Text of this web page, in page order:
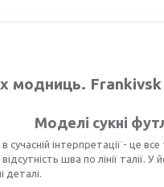
модниць.
Моделі сукні
сучасній інтерпретації - це
шва по лінії
деталі.